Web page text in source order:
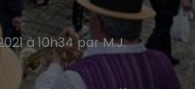
à 10h34 par M.J.